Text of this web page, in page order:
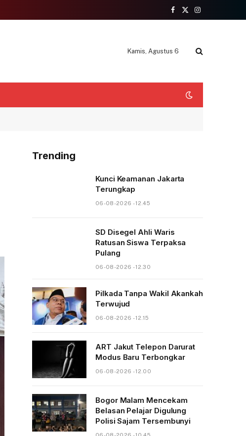
Facebook
X
Instagram
Kamis, Agustus 6
Trending
Kunci Keamanan Jakarta
Terungkap
06-08-2026 - 12.45
SD Disegel Ahli Waris
Ratusan Siswa Terpaksa
Pulang
06-08-2026 - 12.30
Pilkada Tanpa Wakil Akankah
Terwujud
06-08-2026 - 12.15
ART Jakut Telepon Darurat
Modus Baru Terbongkar
06-08-2026 - 12.00
Bogor Malam Mencekam
Belasan Pelajar Digulung
Polisi Sajam Tersembunyi